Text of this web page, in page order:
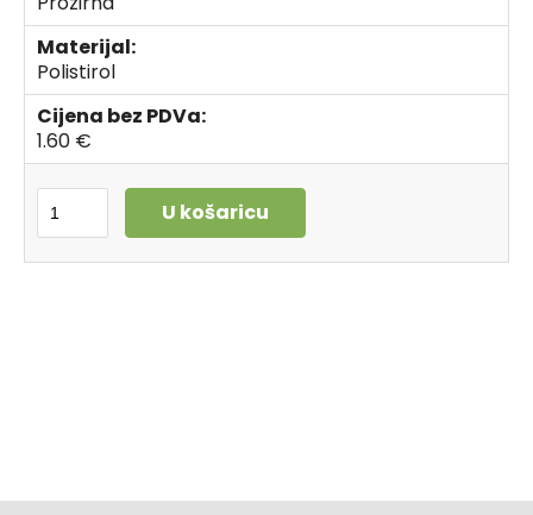
Materijal:
Polistirol
Cijena bez PDVa:
1.60 €
U košaricu